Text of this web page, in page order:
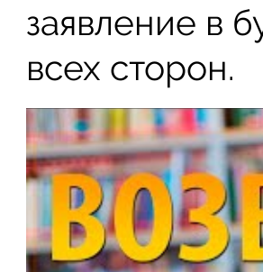
заявление в
всех сторон.